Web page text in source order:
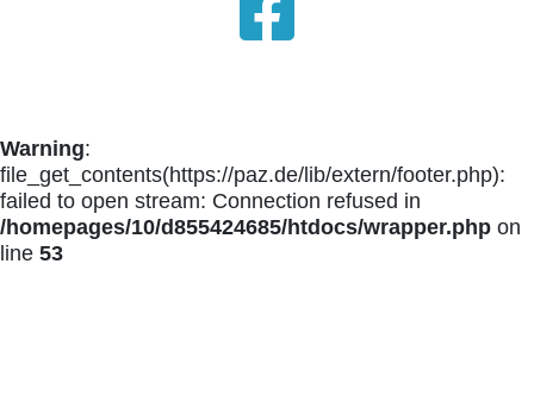
Warning:
file_get_contents(https://paz.de/lib/extern/footer.php):
failed to open stream: Connection refused in
/homepages/10/d855424685/htdocs/wrapper.php on
line 53